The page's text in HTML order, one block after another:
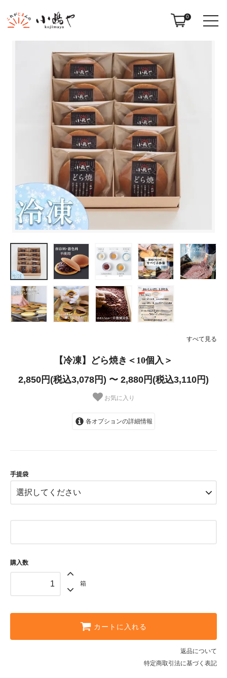
0
詰め合せ
すべて見る
【冷凍】どら焼き＜10個入＞
2,850円(税込3,078円) 〜 2,880円(税込3,110円)
お気に入り
各オプションの詳細情報
手提袋
購入数
箱
カートに入れる
返品について
特定商取引法に基づく表記